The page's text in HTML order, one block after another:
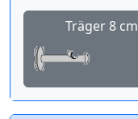
Träger 8 cm